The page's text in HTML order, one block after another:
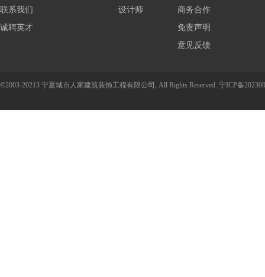
联系我们
诚聘英才
设计师
商务合作
免责声明
意见反馈
©2003-20213 宁夏城市人家建筑装饰工程有限公司, All Rights Reserved. 宁ICP备